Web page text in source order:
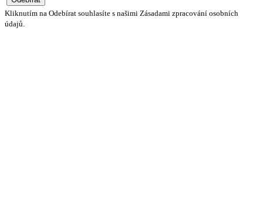
Kliknutím na Odebírat souhlasíte s našimi Zásadami zpracování osobních
údajů.